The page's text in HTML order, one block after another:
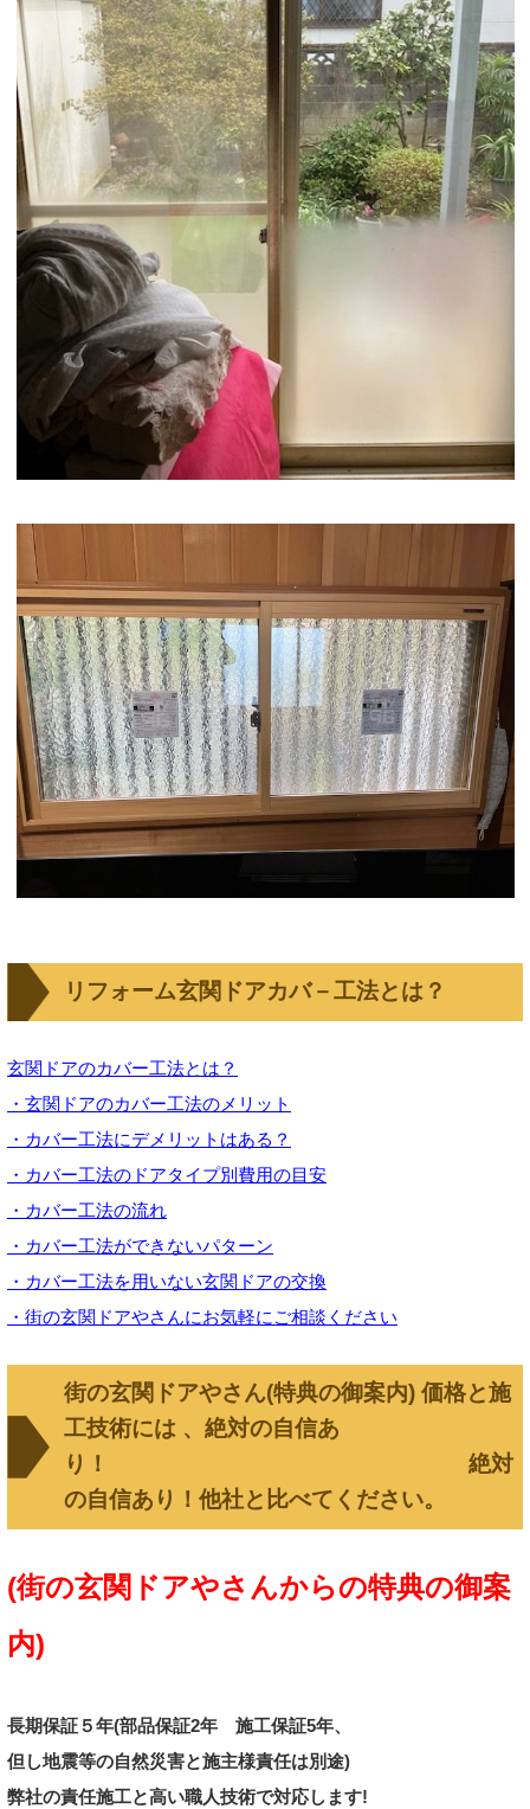
リフォーム玄関ドアカバ－工法とは？
玄関ドアのカバー工法とは？
・玄関ドアのカバー工法のメリット
・カバー工法にデメリットはある？
・カバー工法のドアタイプ別費用の目安
・カバー工法の流れ
・カバー工法ができないパターン
・カバー工法を用いない玄関ドアの交換
・街の玄関ドアやさんにお気軽にご相談ください
街の玄関ドアやさん(特典の御案内) 価格と施
工技術には 、絶対の自信あ
り！ 絶対
の自信あり！他社と比べてください。
(街の玄関ドアやさんからの特典の御案
内)
長期保証５年(部品保証2年 施工保証5年、
但し地震等の自然災害と施主様責任は別途)
弊社の責任施工と高い職人技術で対応します!